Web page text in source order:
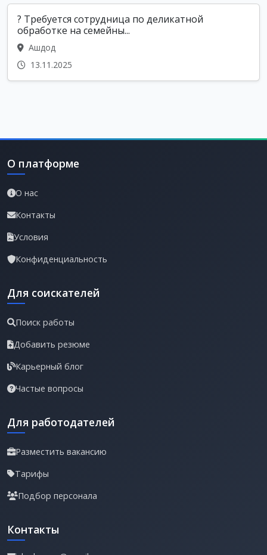
? Требуется сотрудница по деликатной
обработке на семейны...
Ашдод
13.11.2025
О платформе
О нас
Контакты
Условия
Конфиденциальность
Для соискателей
Поиск работы
Добавить резюме
Карьерный блог
Частые вопросы
Для работодателей
Разместить вакансию
Тарифы
Подбор персонала
Контакты